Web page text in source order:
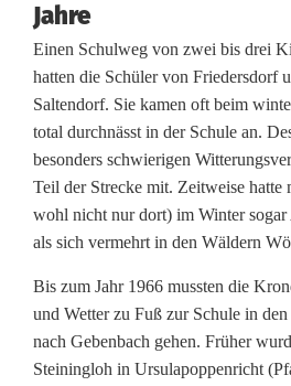
Jahre
Einen Schulweg von zwei bis drei
hatten die Schüler von Friedersdorf
Saltendorf. Sie kamen oft beim
total durchnässt in der Schule an.
besonders schwierigen
Teil der Strecke mit. Zeitweise hatte
wohl nicht nur dort) im Winter
als sich vermehrt in den Wäldern
Bis zum Jahr 1966 mussten die
und Wetter zu Fuß zur Schule in
nach Gebenbach gehen. Früher
Steiningloh in Ursulapoppenricht